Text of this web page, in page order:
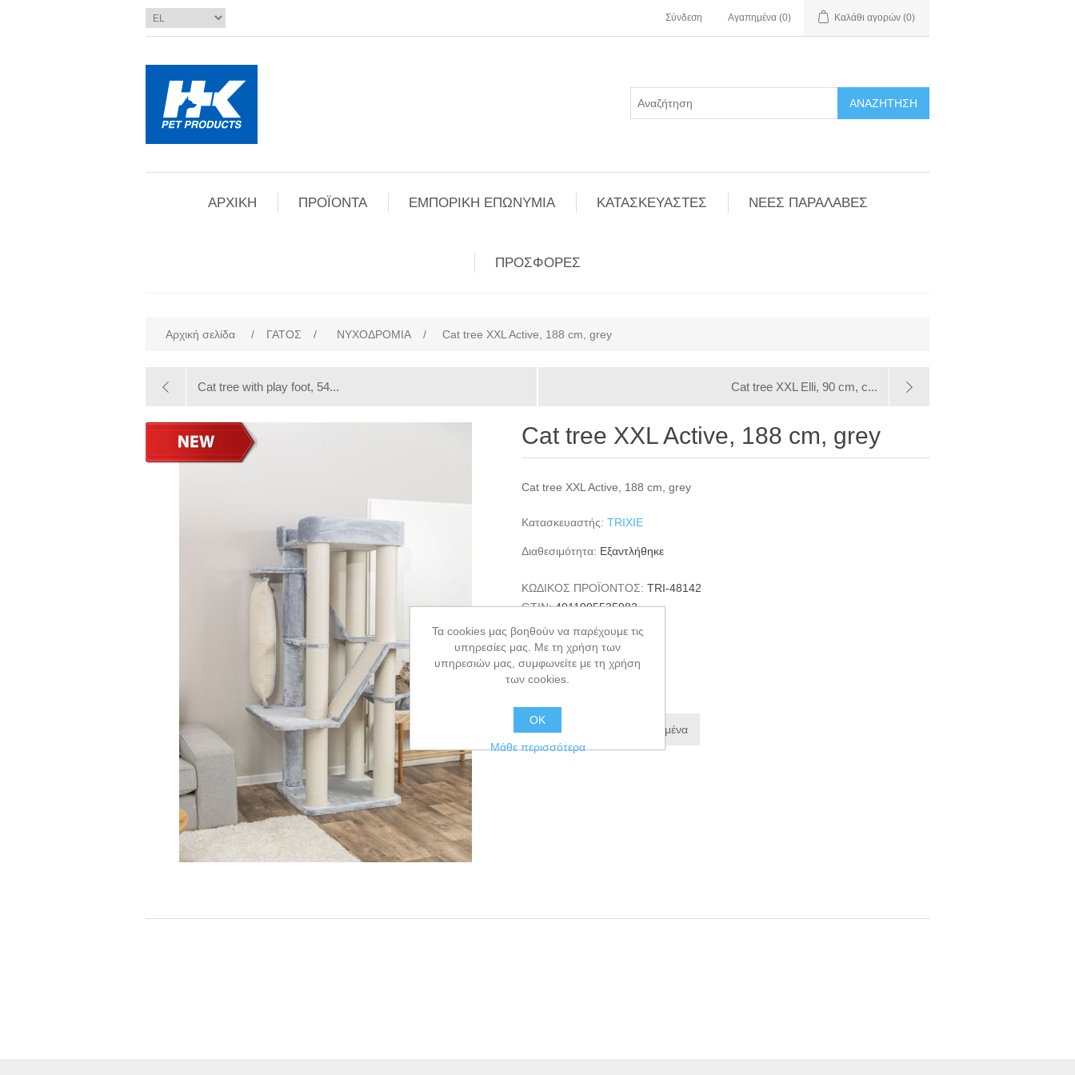
Σύνδεση Αγαπημένα (0) Καλάθι αγορών (0)
ΑΝΑΖΉΤΗΣΗ
ΑΡΧΙΚΗ ΠΡΟΪΟΝΤΑ ΕΜΠΟΡΙΚΗ ΕΠΩΝΥΜΙΑ ΚΑΤΑΣΚΕΥΑΣΤΕΣ ΝΕΕΣ ΠΑΡΑΛΑΒΕΣ
ΠΡΟΣΦΟΡΕΣ
Αρχική σελίδα / ΓΑΤΟΣ / ΝΥΧΟΔΡΟΜΙΑ / Cat tree XXL Active, 188 cm, grey
Cat tree with play foot, 54... Cat tree XXL Elli, 90 cm, c...
Cat tree XXL Active, 188 cm, grey
Cat tree XXL Active, 188 cm, grey
Κατασκευαστής: TRIXIE
Διαθεσιμότητα: Εξαντλήθηκε
ΚΩΔΙΚΟΣ ΠΡΟΪΟΝΤΟΣ: TRI-48142
GTIN: 4011905535982
€660,00
Προσθήκη στα αγαπημένα
Τα cookies μας βοηθούν να παρέχουμε τις
υπηρεσίες μας. Με τη χρήση των
υπηρεσιών μας, συμφωνείτε με τη χρήση
των cookies.
ΟΚ
Μάθε περισσότερα